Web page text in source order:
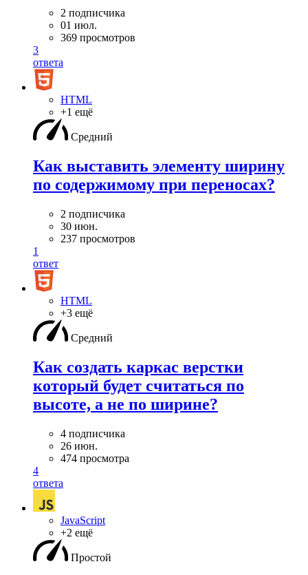
2 подписчика
01 июл.
369 просмотров
3
ответа
HTML
+1 ещё
Средний
Как выставить элементу ширину
по содержимому при переносах?
2 подписчика
30 июн.
237 просмотров
1
ответ
HTML
+3 ещё
Средний
Как создать каркас верстки
который будет считаться по
высоте, а не по ширине?
4 подписчика
26 июн.
474 просмотра
4
ответа
JavaScript
+2 ещё
Простой